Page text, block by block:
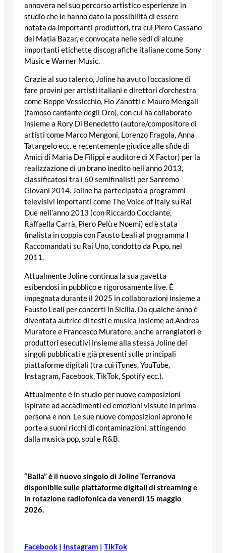
annovera nel suo percorso artistico esperienze in
studio che le hanno dato la possibilità di essere
notata da importanti produttori, tra cui Piero Cassano
dei Matia Bazar, e convocata nelle sedi di alcune
importanti etichette discografiche italiane come Sony
Music e Warner Music.
Grazie al suo talento, Joline ha avuto l’occasione di
fare provini per artisti italiani e direttori d’orchestra
come Beppe Vessicchio, Fio Zanotti e Mauro Mengali
(famoso cantante degli Oro), con cui ha collaborato
insieme a Rory Di Benedetto (autore/compositore di
artisti come Marco Mengoni, Lorenzo Fragola, Anna
Tatangelo ecc. e recentemente giudice alle sfide di
Amici di Maria De Filippi e auditore di X Factor) per la
realizzazione di un brano inedito nell’anno 2013,
classificatosi tra i 60 semifinalisti per Sanremo
Giovani 2014. Joline ha partecipato a programmi
televisivi importanti come The Voice of Italy su Rai
Due nell’anno 2013 (con Riccardo Cocciante,
Raffaella Carrà, Piero Pelù e Noemi) ed è stata
finalista in coppia con Fausto Leali al programma I
Raccomandati su Rai Uno, condotto da Pupo, nel
2011.
Attualmente Joline continua la sua gavetta
esibendosi in pubblico e rigorosamente live. È
impegnata durante il 2025 in collaborazioni insieme a
Fausto Leali per concerti in Sicilia. Da qualche anno è
diventata autrice di testi e musica insieme ad Andrea
Muratore e Francesco Muratore, anche arrangiatori e
produttori esecutivi insieme alla stessa Joline dei
singoli pubblicati e già presenti sulle principali
piattaforme digitali (tra cui iTunes, YouTube,
Instagram, Facebook, TikTok, Spotify ecc.).
Attualmente è in studio per nuove composizioni
ispirate ad accadimenti ed emozioni vissute in prima
persona e non. Le sue nuove composizioni aprono le
porte a suoni ricchi di contaminazioni, attingendo
dalla musica pop, soul e R&B.
“Baila” è il nuovo singolo di Joline Terranova
disponibile sulle piattaforme digitali di streaming e
in rotazione radiofonica da venerdì 15 maggio
2026.
Facebook | Instagram | TikTok